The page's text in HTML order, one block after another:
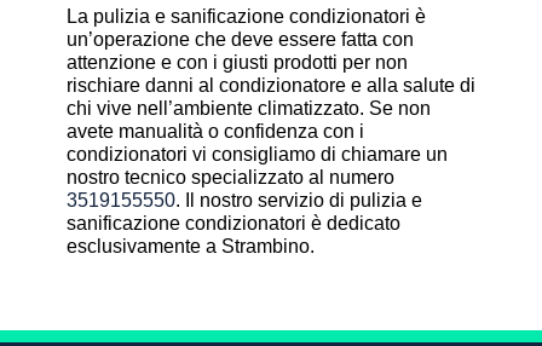
La pulizia e sanificazione condizionatori è
un’operazione che deve essere fatta con
attenzione e con i giusti prodotti per non
rischiare danni al condizionatore e alla salute di
chi vive nell’ambiente climatizzato. Se non
avete manualità o confidenza con i
condizionatori vi consigliamo di chiamare un
nostro tecnico specializzato al numero
3519155550. Il nostro servizio di pulizia e
sanificazione condizionatori è dedicato
esclusivamente a Strambino.